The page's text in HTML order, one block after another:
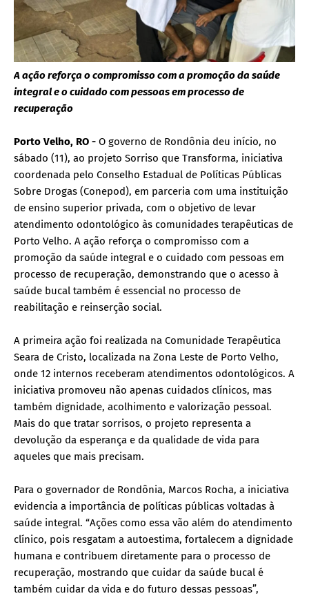
A ação reforça o compromisso com a promoção da saúde
integral e o cuidado com pessoas em processo de
recuperação
Porto Velho, RO - O governo de Rondônia deu início, no
sábado (11), ao projeto Sorriso que Transforma, iniciativa
coordenada pelo Conselho Estadual de Políticas Públicas
Sobre Drogas (Conepod), em parceria com uma instituição
de ensino superior privada, com o objetivo de levar
atendimento odontológico às comunidades terapêuticas de
Porto Velho. A ação reforça o compromisso com a
promoção da saúde integral e o cuidado com pessoas em
processo de recuperação, demonstrando que o acesso à
saúde bucal também é essencial no processo de
reabilitação e reinserção social.
A primeira ação foi realizada na Comunidade Terapêutica
Seara de Cristo, localizada na Zona Leste de Porto Velho,
onde 12 internos receberam atendimentos odontológicos. A
iniciativa promoveu não apenas cuidados clínicos, mas
também dignidade, acolhimento e valorização pessoal.
Mais do que tratar sorrisos, o projeto representa a
devolução da esperança e da qualidade de vida para
aqueles que mais precisam.
Para o governador de Rondônia, Marcos Rocha, a iniciativa
evidencia a importância de políticas públicas voltadas à
saúde integral. “Ações como essa vão além do atendimento
clínico, pois resgatam a autoestima, fortalecem a dignidade
humana e contribuem diretamente para o processo de
recuperação, mostrando que cuidar da saúde bucal é
também cuidar da vida e do futuro dessas pessoas”,